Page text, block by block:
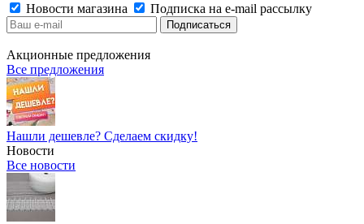
Новости магазина
Подписка на e-mail рассылку
Акционные предложения
Все предложения
Нашли дешевле? Сделаем скидку!
Новости
Все новости